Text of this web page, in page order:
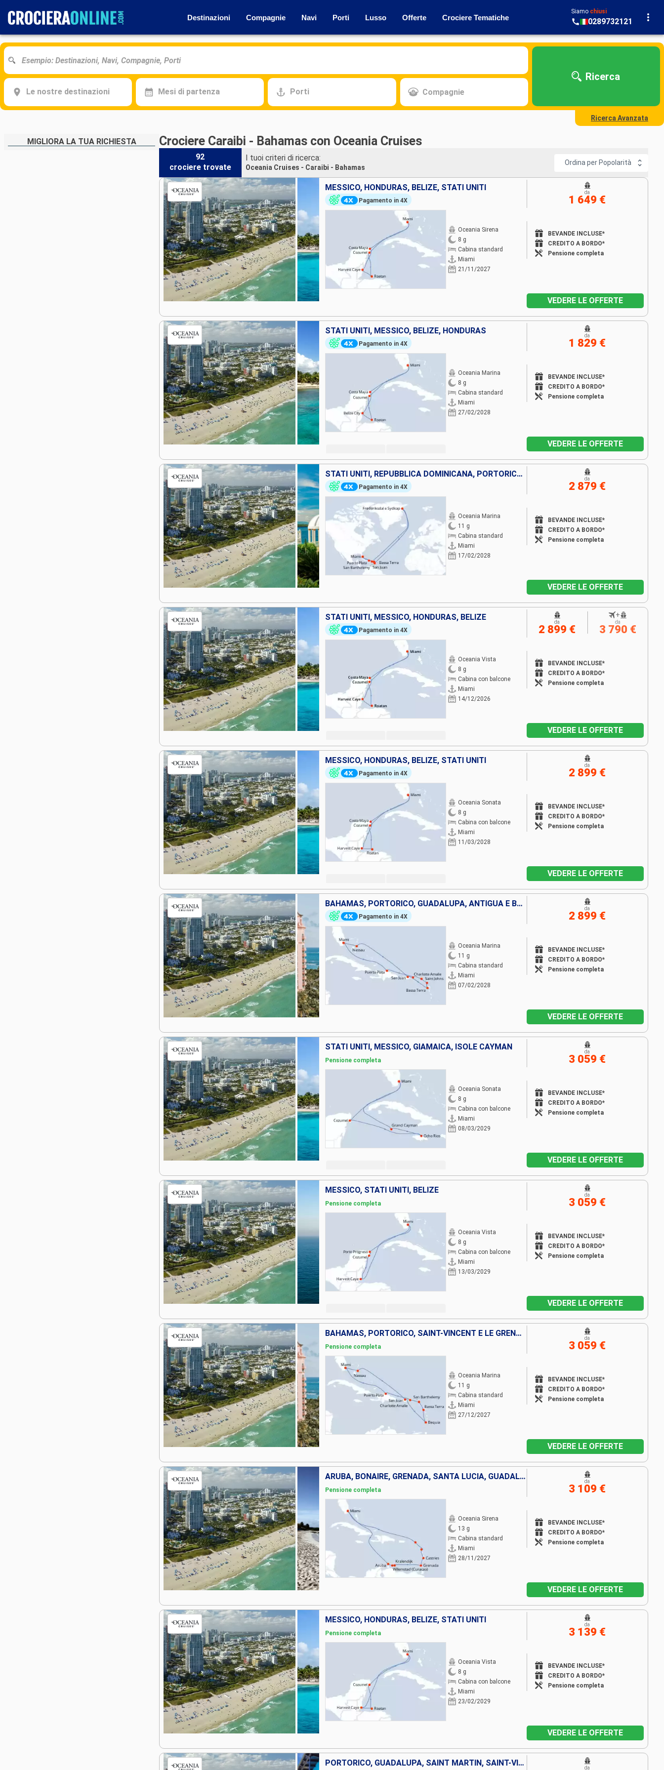
Destinazioni Compagnie Navi Porti Lusso Offerte Crociere Tematiche
Siamo chiusi
0289732121
Le nostre destinazioni Mesi di partenza Porti Compagnie
Ricerca
Ricerca Avanzata
MIGLIORA LA TUA RICHIESTA Crociere Caraibi - Bahamas con Oceania Cruises
92
crociere trovate
I tuoi criteri di ricerca:
Oceania Cruises - Caraibi - Bahamas
Ordina per Popolarità
MESSICO, HONDURAS, BELIZE, STATI UNITI
Pagamento in 4X
Oceania Sirena
8 g
Cabina standard
Miami
21/11/2027
BEVANDE INCLUSE*
CREDITO A BORDO*
Pensione completa
da
1 649 €
VEDERE LE OFFERTE
STATI UNITI, MESSICO, BELIZE, HONDURAS
Pagamento in 4X
Oceania Marina
8 g
Cabina standard
Miami
27/02/2028
BEVANDE INCLUSE*
CREDITO A BORDO*
Pensione completa
da
1 829 €
VEDERE LE OFFERTE
STATI UNITI, REPUBBLICA DOMINICANA, PORTORICO, GROENLANDIA, GUADALUPA, FRANCIA, SAINT MARTIN
Pagamento in 4X
Oceania Marina
11 g
Cabina standard
Miami
17/02/2028
BEVANDE INCLUSE*
CREDITO A BORDO*
Pensione completa
da
2 879 €
VEDERE LE OFFERTE
STATI UNITI, MESSICO, HONDURAS, BELIZE
Pagamento in 4X
Oceania Vista
8 g
Cabina con balcone
Miami
14/12/2026
BEVANDE INCLUSE*
CREDITO A BORDO*
Pensione completa
da
2 899 €
+
da
3 790 €
VEDERE LE OFFERTE
MESSICO, HONDURAS, BELIZE, STATI UNITI
Pagamento in 4X
Oceania Sonata
8 g
Cabina con balcone
Miami
11/03/2028
BEVANDE INCLUSE*
CREDITO A BORDO*
Pensione completa
da
2 899 €
VEDERE LE OFFERTE
BAHAMAS, PORTORICO, GUADALUPA, ANTIGUA E BARBUDA, SAINT MARTIN, REPUBBLICA DOMINICANA, STATI UNITI
Pagamento in 4X
Oceania Marina
11 g
Cabina standard
Miami
07/02/2028
BEVANDE INCLUSE*
CREDITO A BORDO*
Pensione completa
da
2 899 €
VEDERE LE OFFERTE
STATI UNITI, MESSICO, GIAMAICA, ISOLE CAYMAN
Pensione completa
Oceania Sonata
8 g
Cabina con balcone
Miami
08/03/2029
BEVANDE INCLUSE*
CREDITO A BORDO*
Pensione completa
da
3 059 €
VEDERE LE OFFERTE
MESSICO, STATI UNITI, BELIZE
Pensione completa
Oceania Vista
8 g
Cabina con balcone
Miami
13/03/2029
BEVANDE INCLUSE*
CREDITO A BORDO*
Pensione completa
da
3 059 €
VEDERE LE OFFERTE
BAHAMAS, PORTORICO, SAINT-VINCENT E LE GRENADINE, GUADALUPA, FRANCIA, REPUBBLICA DOMINICANA, STATI UNITI
Pensione completa
Oceania Marina
11 g
Cabina standard
Miami
27/12/2027
BEVANDE INCLUSE*
CREDITO A BORDO*
Pensione completa
da
3 059 €
VEDERE LE OFFERTE
ARUBA, BONAIRE, GRENADA, SANTA LUCIA, GUADALUPA, SAINT MARTIN, STATI UNITI
Pensione completa
Oceania Sirena
13 g
Cabina standard
Miami
28/11/2027
BEVANDE INCLUSE*
CREDITO A BORDO*
Pensione completa
da
3 109 €
VEDERE LE OFFERTE
MESSICO, HONDURAS, BELIZE, STATI UNITI
Pensione completa
Oceania Vista
8 g
Cabina con balcone
Miami
23/02/2029
BEVANDE INCLUSE*
CREDITO A BORDO*
Pensione completa
da
3 139 €
VEDERE LE OFFERTE
PORTORICO, GUADALUPA, SAINT MARTIN, SAINT-VINCENT E LE GRENADINE, REPUBBLICA DOMINICANA, BAHAMAS, STATI UNITI
da